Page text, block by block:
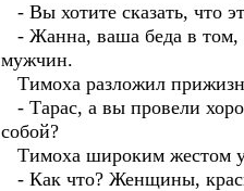
- Вы хотите сказать, что
- Жанна, ваша беда в том,
мужчин.
Тимоха разложил
- Тарас, а вы провели
собой?
Тимоха широким жестом
- Как что? Женщины,